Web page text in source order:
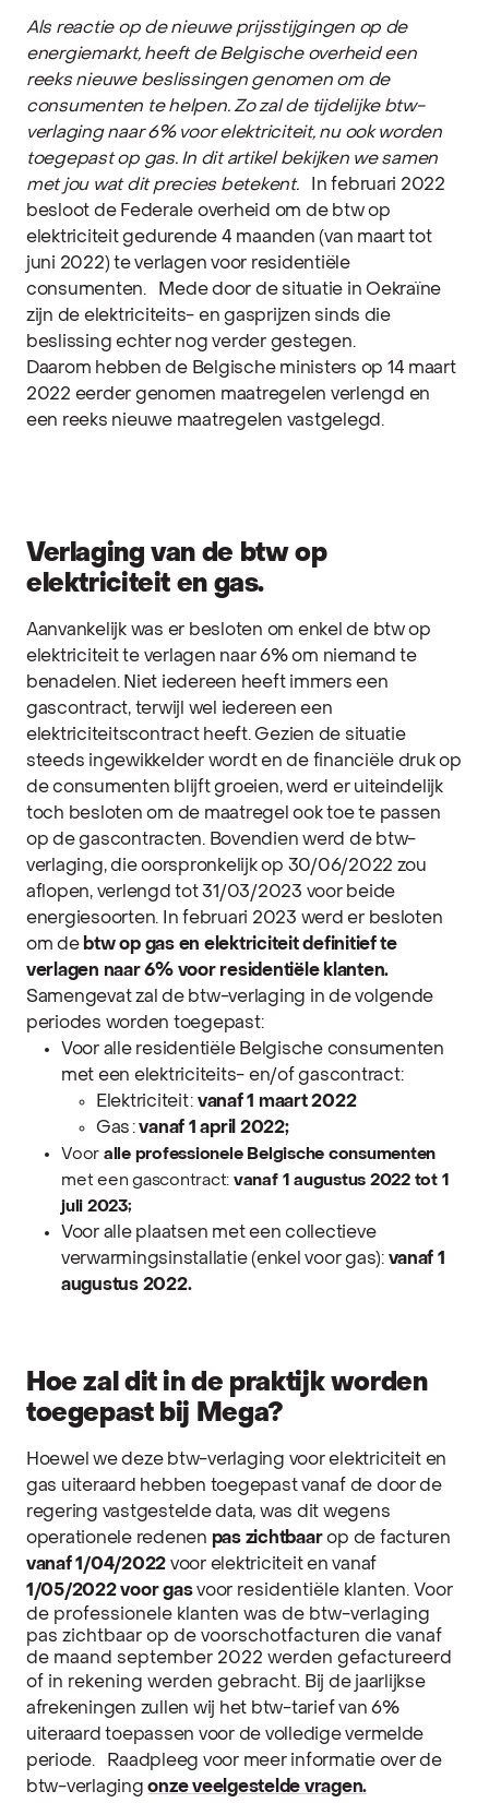
Als reactie op de nieuwe prijsstijgingen op de
energiemarkt, heeft de Belgische overheid een
reeks nieuwe beslissingen genomen om de
consumenten te helpen. Zo zal de tijdelijke btw-
verlaging naar 6% voor elektriciteit, nu ook worden
toegepast op gas. In dit artikel bekijken we samen
met jou wat dit precies betekent.
In februari 2022
besloot de Federale overheid om de btw op
elektriciteit gedurende 4 maanden (van maart tot
juni 2022) te verlagen voor residentiële
consumenten.
Mede door de situatie in Oekraïne
zijn de elektriciteits- en gasprijzen sinds die
beslissing echter nog verder gestegen.
Daarom hebben de Belgische ministers op 14 maart
2022 eerder genomen maatregelen verlengd en
een reeks nieuwe maatregelen vastgelegd.
Verlaging van de btw op
elektriciteit en gas.
Aanvankelijk was er besloten om enkel de btw op
elektriciteit te verlagen naar 6% om niemand te
benadelen. Niet iedereen heeft immers een
gascontract, terwijl wel iedereen een
elektriciteitscontract heeft. Gezien de situatie
steeds ingewikkelder wordt en de financiële druk op
de consumenten blijft groeien,werd er uiteindelijk
toch besloten om de maatregel ook toe te passen
op de gascontracten. Bovendien werd de btw-
verlaging, die oorspronkelijk op 30/06/2022 zou
aflopen, verlengd tot 31/03/2023 voor beide
energiesoorten. In februari 2023 werd er besloten
om debtw op gas en elektriciteit definitief te
verlagen naar 6% voor residentiële klanten.
Samengevat zal de btw-verlaging in de volgende
periodes worden toegepast:
Voor alle residentiële Belgische consumenten
met een elektriciteits- en/of gascontract:
Elektriciteit : vanaf 1 maart 2022
Gas :vanaf 1 april 2022;
Voor alle professionele Belgische consumenten
met een gascontract: vanaf 1 augustus 2022 tot 1
juli 2023;
Voor alle plaatsen met een collectieve
verwarmingsinstallatie (enkel voor gas): vanaf 1
augustus 2022.
Hoe zal dit in de praktijk worden
toegepast bij Mega?
Hoewel we deze btw-verlaging voor elektriciteit en
gas uiteraard hebben toegepast vanaf de door de
regering vastgestelde data, was dit wegens
operationele redenen pas zichtbaarop de facturen
vanaf 1/04/2022 voor elektriciteit en vanaf
1/05/2022 voor gasvoor residentiële klanten. Voor
de professionele klanten was de btw-verlaging
pas zichtbaar op de voorschotfacturen die vanaf
de maand september 2022 werden gefactureerd
of in rekening werden gebracht. Bij de jaarlijkse
afrekeningen zullen wij het btw-tarief van 6%
uiteraard toepassen voor de volledige vermelde
periode.
Raadpleeg voor meer informatie over de
btw-verlagingonze veelgestelde vragen.